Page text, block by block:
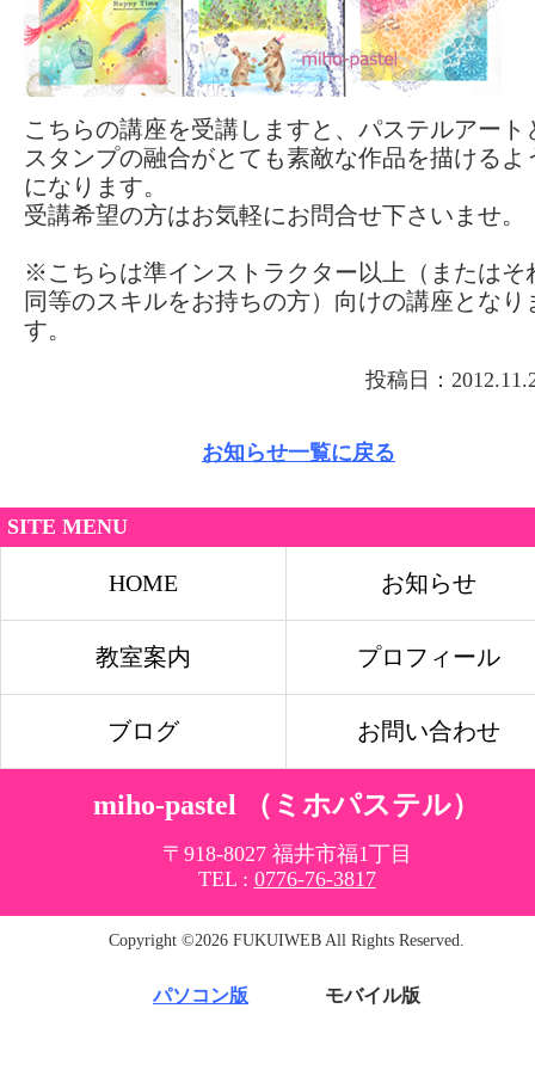
こちらの講座を受講しますと、パステルアート
スタンプの融合がとても素敵な作品を描けるよ
になります。
受講希望の方はお気軽にお問合せ下さいませ。
※こちらは準インストラクター以上（またはそ
同等のスキルをお持ちの方）向けの講座となり
す。
投稿日：
お知らせ一覧に戻る
SITE MENU
HOME お知らせ
教室案内 プロフィール
ブログ お問い合わせ
miho-pastel （ミホパステル）
〒918-8027 福井市福1丁目
TEL : 0776-76-3817
Copyright ©2026 FUKUIWEB All Rights Reserved.
パソコン版 モバイル版